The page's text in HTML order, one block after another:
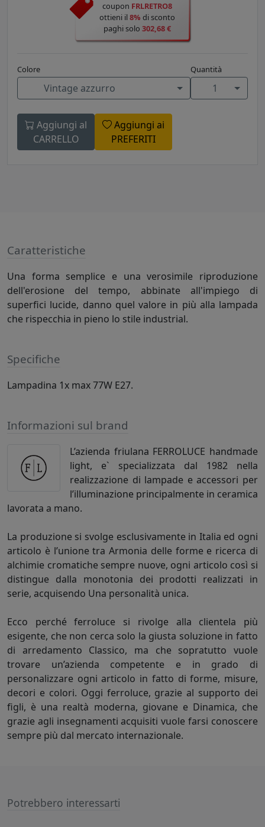
coupon FRLRETRO8
ottieni il8% di sconto
paghi solo 302,68 €
Colore
Vintage azzurro
Quantità
1
Aggiungi al
CARRELLO
Aggiungi ai
PREFERITI
Caratteristiche
Una forma semplice e una verosimile riproduzione
dell'erosione del tempo, abbinate all'impiego di
superfici lucide, danno quel valore in più alla lampada
che rispecchia in pieno lo stile industrial.
Specifiche
Lampadina 1x max 77W E27.
Informazioni sul brand
L’azienda friulana FERROLUCE handmade
light, e` specializzata dal 1982 nella
realizzazione di lampade e accessori per
l’illuminazione principalmente in ceramica
lavorata a mano.
La produzione si svolge esclusivamente in Italia ed ogni
articolo è l’unione tra Armonia delle forme e ricerca di
alchimie cromatiche sempre nuove, ogni articolo così si
distingue dalla monotonia dei prodotti realizzati in
serie, acquisendo Una personalità unica.
Ecco perché ferroluce si rivolge alla clientela più
esigente, che non cerca solo la giusta soluzione in fatto
di arredamento Classico, ma che sopratutto vuole
trovare un’azienda competente e in grado di
personalizzare ogni articolo in fatto di forme, misure,
decori e colori. Oggi ferroluce, grazie al supporto dei
figli, è una realtà moderna, giovane e Dinamica, che
grazie agli insegnamenti acquisiti vuole farsi conoscere
sempre più dal mercato internazionale.
Potrebbero interessarti